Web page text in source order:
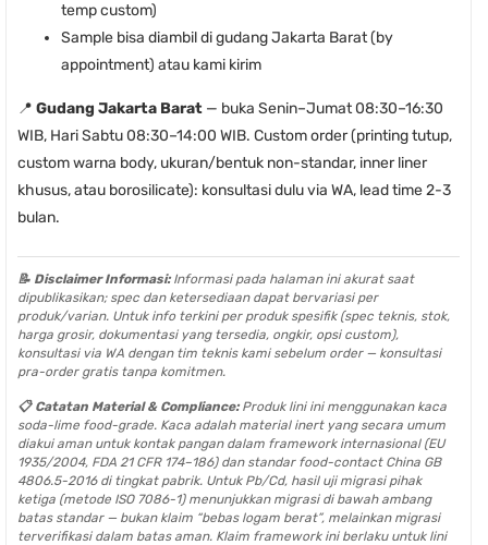
temp custom)
Sample bisa diambil di gudang Jakarta Barat (by
appointment) atau kami kirim
📍 Gudang Jakarta Barat — buka Senin–Jumat 08:30–16:30
WIB, Hari Sabtu 08:30–14:00 WIB. Custom order (printing tutup,
custom warna body, ukuran/bentuk non-standar, inner liner
khusus, atau borosilicate): konsultasi dulu via WA, lead time 2-3
bulan.
📝 Disclaimer Informasi:Informasi pada halaman ini akurat saat
dipublikasikan; spec dan ketersediaan dapat bervariasi per
produk/varian. Untuk info terkini per produk spesifik (spec teknis, stok,
harga grosir, dokumentasi yang tersedia, ongkir, opsi custom),
konsultasi via WA dengan tim teknis kami sebelum order — konsultasi
pra-order gratis tanpa komitmen.
📋 Catatan Material & Compliance:Produk lini ini menggunakan kaca
soda-lime food-grade. Kaca adalah material inert yang secara umum
diakui aman untuk kontak pangan dalam framework internasional (EU
1935/2004, FDA 21 CFR 174–186) dan standar food-contact China GB
4806.5-2016 di tingkat pabrik. Untuk Pb/Cd, hasil uji migrasi pihak
ketiga (metode ISO 7086-1) menunjukkan migrasi di bawah ambang
batas standar — bukan klaim “bebas logam berat”, melainkan migrasi
terverifikasi dalam batas aman. Klaim framework ini berlaku untuk lini